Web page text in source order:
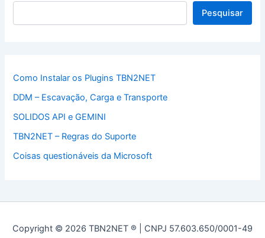
Pesquisar
Como Instalar os Plugins TBN2NET
DDM – Escavação, Carga e Transporte
SOLIDOS API e GEMINI
TBN2NET – Regras do Suporte
Coisas questionáveis da Microsoft
Copyright © 2026 TBN2NET ® | CNPJ 57.603.650/0001-49